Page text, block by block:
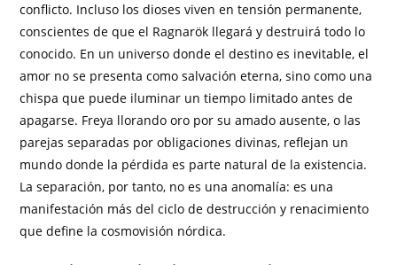
conflicto. Incluso los dioses viven en tensión permanente,
conscientes de que el Ragnarök llegará y destruirá todo lo
conocido. En un universo donde el destino es inevitable, el
amor no se presenta como salvación eterna, sino como una
chispa que puede iluminar un tiempo limitado antes de
apagarse. Freya llorando oro por su amado ausente, o las
parejas separadas por obligaciones divinas, reflejan un
mundo donde la pérdida es parte natural de la existencia.
La separación, por tanto, no es una anomalía: es una
manifestación más del ciclo de destrucción y renacimiento
que define la cosmovisión nórdica.